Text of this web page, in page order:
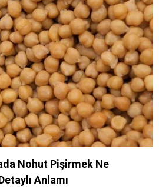
Nohut Pişirmek Ne
Anlamı